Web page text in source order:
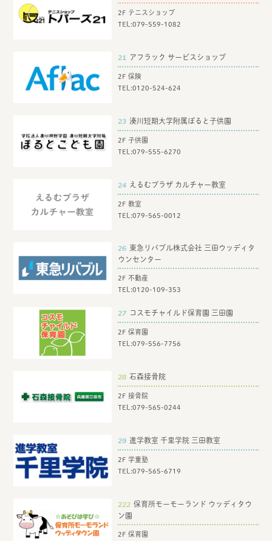
2F テニスショップ
TEL:079-559-1082
21 アフラック サービスショップ
2F 保険
TEL:0120-524-624
23 湊川短期大学附属ぽると子供園
2F 子供園
TEL:079-555-6270
24 えるむプラザ カルチャー教室
2F 教室
TEL:079-565-0012
26
東急リバブル株式会社 三田ウッディタ
ウンセンター
2F 不動産
TEL:0120-109-353
27 コスモチャイルド保育園 三田園
2F 保育園
TEL:079-556-7756
28 石森接骨院
2F 接骨院
TEL:079-565-0244
29 進学教室 千里学院 三田教室
2F 学童塾
TEL:079-565-6719
222 保育所モーモーランド ウッディタウ
ン園
2F 保育園